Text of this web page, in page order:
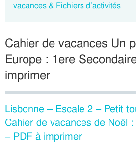
vacances & Fichiers d’activités
Cahier de vacances Un
Europe : 1ere
imprimer
Lisbonne – Escale 2 – Petit
Cahier de vacances de Noël
– PDF à imprimer